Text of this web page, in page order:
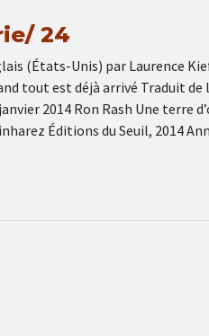
24
(États-Unis) par Laurence
tout est déjà arrivé Traduit de
2014 Ron Rash Une terre
Éditions du Seuil, 2014